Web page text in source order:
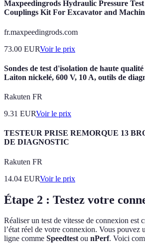
Maxpeedingrods Hydraulic Pressure
Couplings Kit For Excavator and
fr.maxpeedingrods.com
73.00 EURVoir le prix
Sondes de test d'isolation de haute
Laiton nickelé, 600 V, 10 A, outils de
Rakuten FR
9.31 EURVoir le prix
TESTEUR PRISE REMORQUE 13
DE DIAGNOSTIC
Rakuten FR
14.04 EURVoir le prix
Étape 2 : Testez votre
Réaliser un test de vitesse de connexion est
l’état réel de votre connexion. Vous pouvez
ligne comme Speedtestou nPerf. Voici